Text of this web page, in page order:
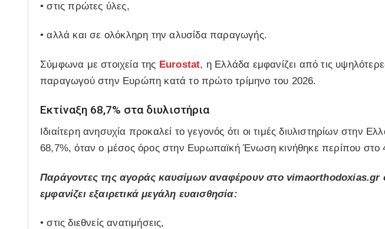
• στις πρώτες ύλες,
• αλλά και σε ολόκληρη την αλυσίδα παραγωγής.
Σύμφωνα με στοιχεία της Eurostat, η Ελλάδα εμφανίζει από τις
παραγωγού στην Ευρώπη κατά το πρώτο τρίμηνο του 2026.
Εκτίναξη 68,7% στα διυλιστήρια
Ιδιαίτερη ανησυχία προκαλεί το γεγονός ότι οι τιμές διυλιστηρίων στην
68,7%, όταν ο μέσος όρος στην Ευρωπαϊκή Ένωση κινήθηκε περίπου στο
Παράγοντες της αγοράς καυσίμων αναφέρουν στο vimaorthodoxias.gr
εμφανίζει εξαιρετικά μεγάλη ευαισθησία:
• στις διεθνείς ανατιμήσεις,